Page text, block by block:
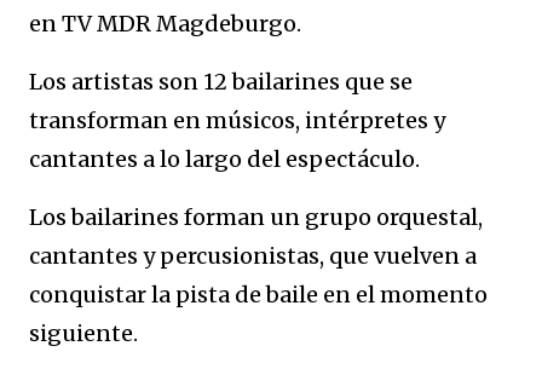
en TV MDR Magdeburgo.
Los artistas son 12 bailarines que se
transforman en músicos, intérpretes y
cantantes a lo largo del espectáculo.
Los bailarines forman un grupo orquestal,
cantantes y percusionistas, que vuelven a
conquistar la pista de baile en el momento
siguiente.